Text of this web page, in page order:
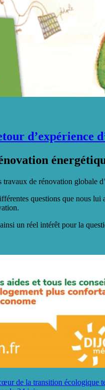
d’expérience
de rénovation globale
questions que nous
un réel intérêt pour la
de la transition écologique